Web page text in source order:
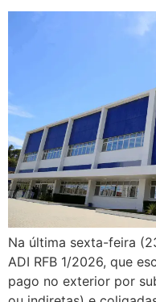
Na última sexta-feira
ADI RFB 1/2026, que
pago no exterior por